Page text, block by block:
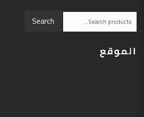
Search
for:
Search
الموقع